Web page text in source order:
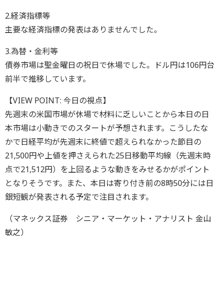
2.経済指標等
主要な経済指標の発表はありませんでした。
3.為替・金利等
債券市場は聖金曜日の祝日で休場でした。ドル円は106円台
前半で推移しています。
【VIEW POINT: 今日の視点】
先週末の米国市場が休場で材料に乏しいことから本日の日
本市場は小動きでのスタートが予想されます。こうしたな
かで日経平均が先週末に終値で超えられなかった節目の
21,500円や上値を押さえられた25日移動平均線（先週末時
点で21,512円）を上回るような動きをみせるかがポイント
となりそうです。また、本日は寄り付き前の8時50分には日
銀短観が発表される予定で注目されます。
（マネックス証券 シニア・マーケット・アナリスト 金山
敏之）